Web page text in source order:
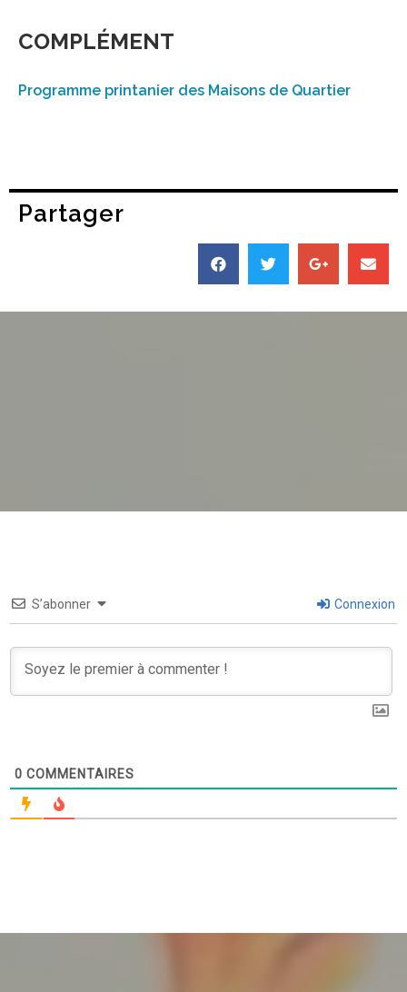
COMPLÉMENT
Programme printanier des Maisons de Quartier
Partager
S’abonner Connexion
0 COMMENTAIRES